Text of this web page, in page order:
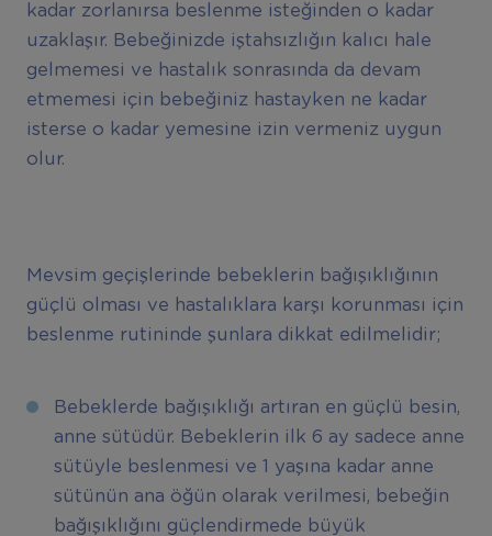
kadar zorlanırsa beslenme isteğinden o kadar
uzaklaşır. Bebeğinizde iştahsızlığın kalıcı hale
gelmemesi ve hastalık sonrasında da devam
etmemesi için bebeğiniz hastayken ne kadar
isterse o kadar yemesine izin vermeniz uygun
olur.
Mevsim geçişlerinde bebeklerin bağışıklığının
güçlü olması ve hastalıklara karşı korunması için
beslenme rutininde şunlara dikkat edilmelidir;
Bebeklerde bağışıklığı artıran en güçlü besin,
anne sütüdür. Bebeklerin ilk 6 ay sadece anne
sütüyle beslenmesi ve 1 yaşına kadar anne
sütünün ana öğün olarak verilmesi, bebeğin
bağışıklığını güçlendirmede büyük